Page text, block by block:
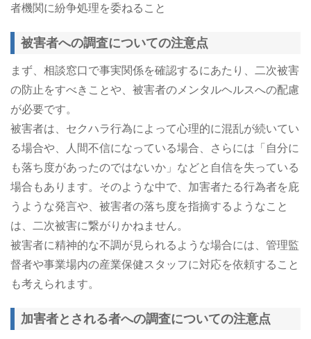
者機関に紛争処理を委ねること
被害者への調査についての注意点
まず、相談窓口で事実関係を確認するにあたり、二次被害
の防止をすべきことや、被害者のメンタルヘルスへの配慮
が必要です。
被害者は、セクハラ行為によって心理的に混乱が続いてい
る場合や、人間不信になっている場合、さらには「自分に
も落ち度があったのではないか」などと自信を失っている
場合もあります。そのような中で、加害者たる行為者を庇
うような発言や、被害者の落ち度を指摘するようなこと
は、二次被害に繋がりかねません。
被害者に精神的な不調が見られるような場合には、管理監
督者や事業場内の産業保健スタッフに対応を依頼すること
も考えられます。
加害者とされる者への調査についての注意点